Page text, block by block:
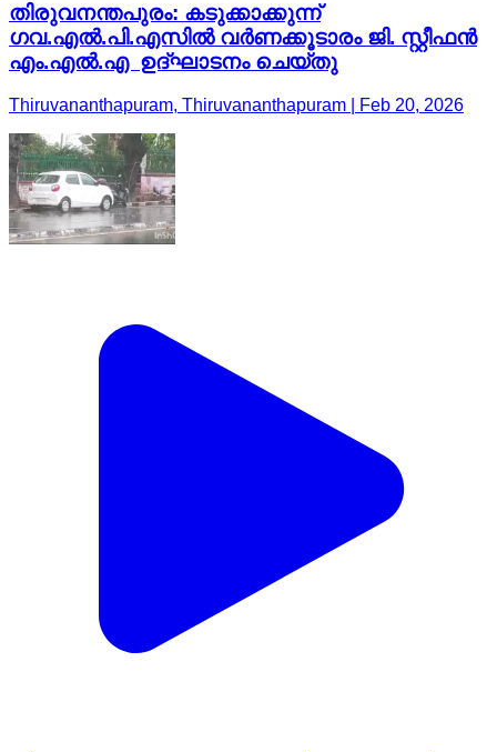
തിരുവനന്തപുരം: കടുക്കാക്കുന്ന്
ഗവ.എല്‍.പി.എസില്‍ വര്‍ണക്കൂടാരം ജി. സ്റ്റീഫന്‍
എം.എല്‍.എ ഉദ്ഘാടനം ചെയ്തു
Thiruvananthapuram, Thiruvananthapuram | Feb 20, 2026